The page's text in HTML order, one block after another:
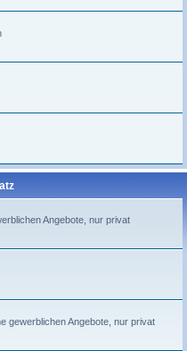
Angebote, nur privat
gewerblichen Angebote, nur privat